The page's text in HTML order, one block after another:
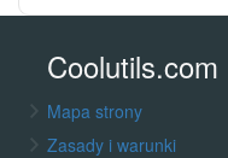
Coolutils.com
Mapa strony
Zasady i warunki